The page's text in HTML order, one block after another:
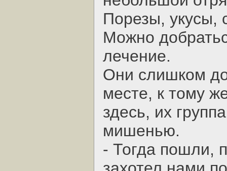
Порезы, укусы,
Можно
лечение.
Они слишком
месте, к тому
здесь, их
мишенью.
- Тогда пошли,